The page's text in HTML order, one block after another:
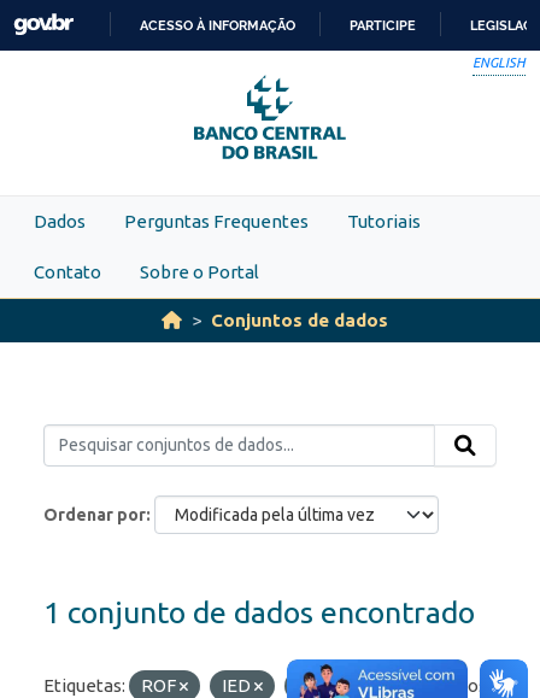
Skip to main content
PARA
O
CONTEÚDO
ACESSO À INFORMAÇÃO PARTICIPE
ENGLISH
Dados Perguntas Frequentes Tutoriais
Contato Sobre o Portal
Conjuntos de dados
Ordenar por
1 conjunto de dados encontrado
Etiquetas: ROF IED Portfólio
Formatos: